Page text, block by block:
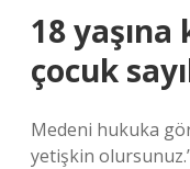
18
çocuk
Medeni hukuka
yetişkin